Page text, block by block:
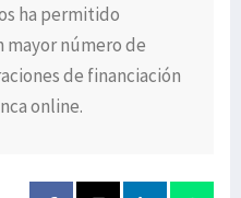
ha permitido
mayor número de
de financiación
online.